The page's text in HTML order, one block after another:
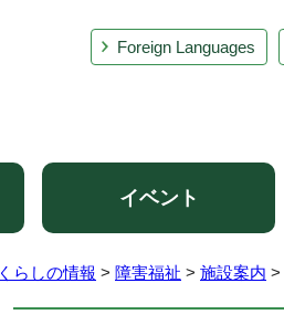
Foreign Languages
イベント
くらしの情報 > 障害福祉 > 施設案内 >